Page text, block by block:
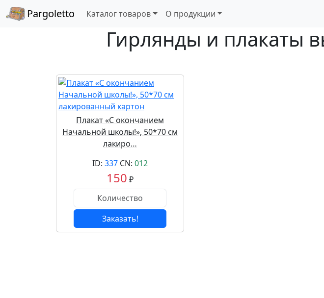
Pargoletto Каталог товаров О продукции
Гирлянды и плакаты
Плакат «С окончанием
Начальной школы!», 50*70 см
лакиро…
ID: 337 CN: 012
150 ₽
Заказать!